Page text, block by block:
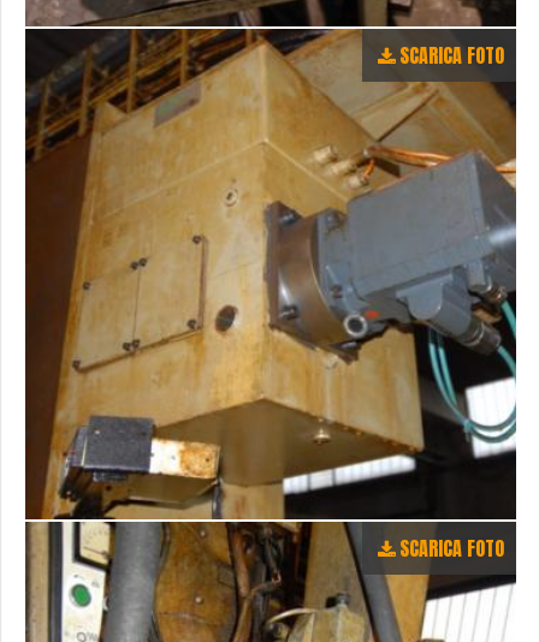
SCARICA FOTO
SCARICA FOTO